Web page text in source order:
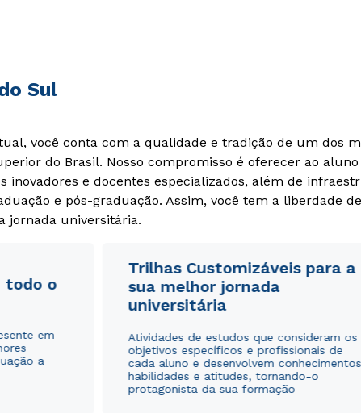
Sul
você conta com a qualidade e tradição de um dos
do Brasil. Nosso compromisso é oferecer ao aluno
inovadores e docentes especializados, além de
e pós-graduação. Assim, você tem a liberdade de
jornada universitária.
todo o
em
a
Trilhas Customizáveis para a
sua melhor jornada
universitária
Atividades de estudos que consideram os
objetivos específicos e profissionais de
cada aluno e desenvolvem
habilidades e atitudes, tornando-o
protagonista da sua formação
WhatsApp
ou
WhatsApp
ou